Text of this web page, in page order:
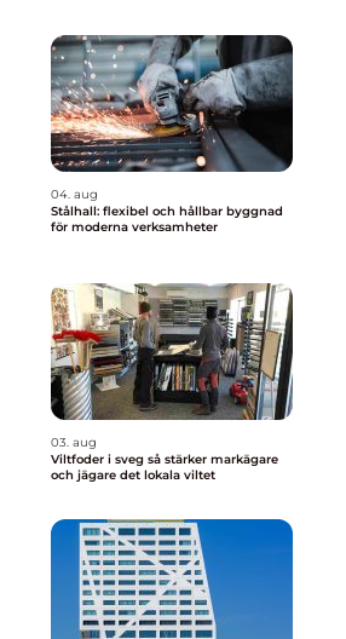
04. aug
Stålhall: flexibel och hållbar byggnad
för moderna verksamheter
03. aug
Viltfoder i sveg så stärker markägare
och jägare det lokala viltet